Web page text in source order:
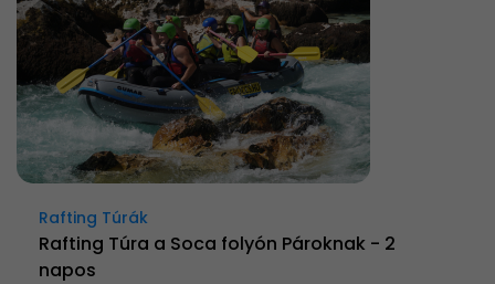
Rafting Túrák
Rafting Túra a Soca folyón Pároknak - 2
napos